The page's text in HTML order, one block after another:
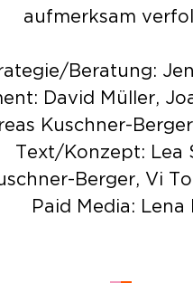
aufmerksam
Beratung:
David Müller,
Kuschner-
Text/Konzept: Lea
Berger, Vi
Paid Media: Lena